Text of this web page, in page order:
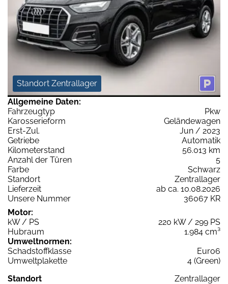
Standort Zentrallager
Allgemeine Daten:
Fahrzeugtyp
Pkw
Karosserieform
Geländewagen
Erst-Zul.
Jun / 2023
Getriebe
Automatik
Kilometerstand
56.013 km
Anzahl der Türen
5
Farbe
Schwarz
Standort
Zentrallager
Lieferzeit
ab ca. 10.08.2026
Unsere Nummer
36067 KR
Motor:
kW / PS
220 kW / 299 PS
Hubraum
1.984 cm³
Umweltnormen:
Schadstoffklasse
Euro6
Umweltplakette
4 (Green)
Standort
Zentrallager